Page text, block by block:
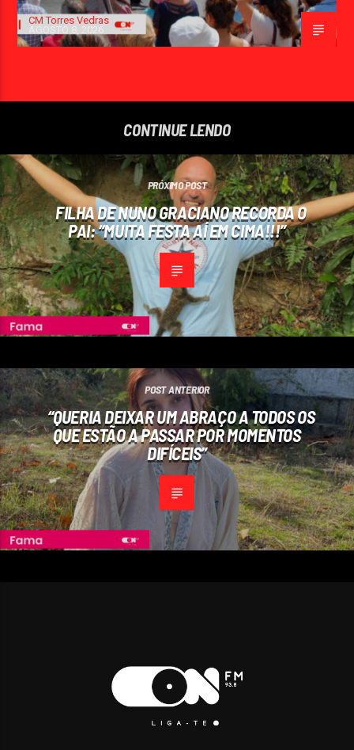
CM Torres Vedras
CONTINUE LENDO
PRÓXIMO POST
FILHA DE NUNO GRACIANO RECORDA O
PAI: “MUITA FESTA AÍ EM CIMA!!!”
POST ANTERIOR
“QUERIA DEIXAR UM ABRAÇO A TODOS OS
QUE ESTÃO A PASSAR POR MOMENTOS
DIFÍCEIS”